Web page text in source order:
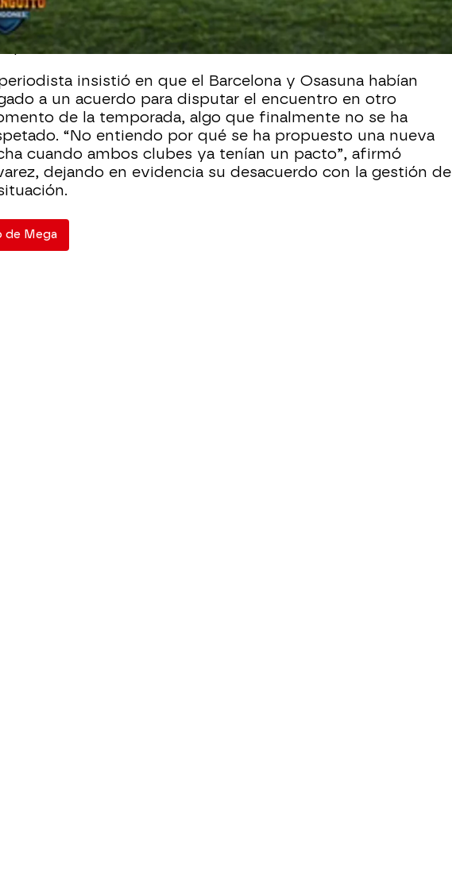
les privará de dos jugadores clave que, de haberse fijado
fecha, podrían haber estado disponibles tras sus
con sus selecciones.
insistió en que el Barcelona y Osasuna habían
a un acuerdo para disputar el encuentro en otro
de la temporada, algo que finalmente no se ha
“No entiendo por qué se ha propuesto una nueva
cuando ambos clubes ya tenían un pacto”, afirmó
dejando en evidencia su desacuerdo con la gestión de
de Mega